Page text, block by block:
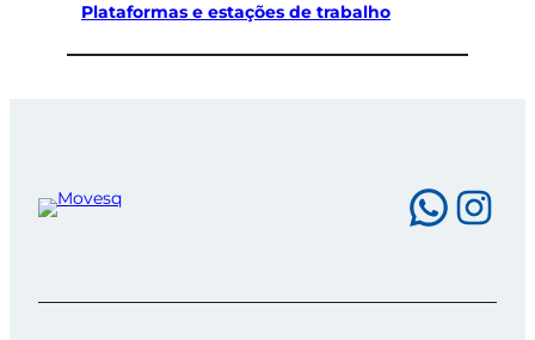
Plataformas e estações de trabalho